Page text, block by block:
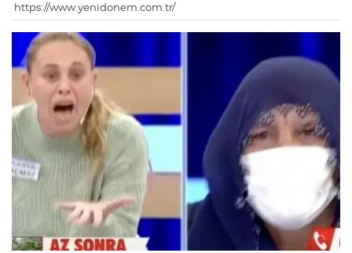
https://www.yenidonem.com.tr/